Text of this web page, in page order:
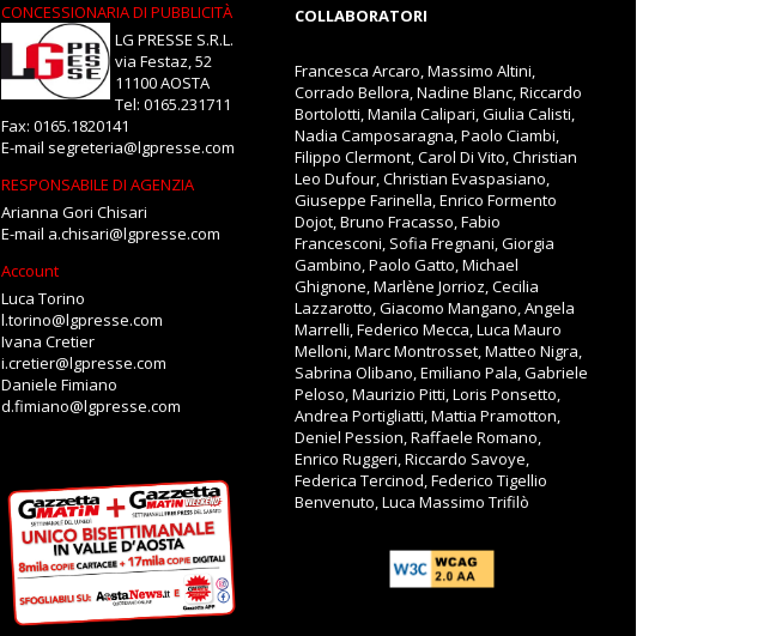
CONCESSIONARIA DI PUBBLICITÀ
LG PRESSE S.R.L.
via Festaz, 52
11100 AOSTA
Tel: 0165.231711
Fax: 0165.1820141
E-mail segreteria@lgpresse.com
RESPONSABILE DI AGENZIA
Arianna Gori Chisari
E-mail a.chisari@lgpresse.com
Account
Luca Torino
l.torino@lgpresse.com
Ivana Cretier
i.cretier@lgpresse.com
Daniele Fimiano
d.fimiano@lgpresse.com
COLLABORATORI
Francesca Arcaro, Massimo Altini,
Corrado Bellora, Nadine Blanc, Riccardo
Bortolotti, Manila Calipari, Giulia Calisti,
Nadia Camposaragna, Paolo Ciambi,
Filippo Clermont, Carol Di Vito, Christian
Leo Dufour, Christian Evaspasiano,
Giuseppe Farinella, Enrico Formento
Dojot, Bruno Fracasso, Fabio
Francesconi, Sofia Fregnani, Giorgia
Gambino, Paolo Gatto, Michael
Ghignone, Marlène Jorrioz, Cecilia
Lazzarotto, Giacomo Mangano, Angela
Marrelli, Federico Mecca, Luca Mauro
Melloni, Marc Montrosset, Matteo Nigra,
Sabrina Olibano, Emiliano Pala, Gabriele
Peloso, Maurizio Pitti, Loris Ponsetto,
Andrea Portigliatti, Mattia Pramotton,
Deniel Pession, Raffaele Romano,
Enrico Ruggeri, Riccardo Savoye,
Federica Tercinod, Federico Tigellio
Benvenuto, Luca Massimo Trifilò